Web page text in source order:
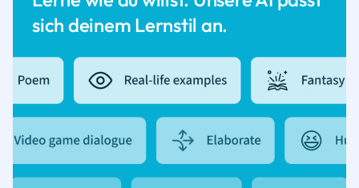
sich deinem Lernstil an.